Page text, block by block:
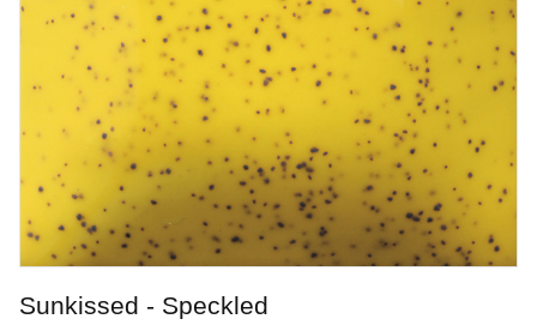
Sunkissed - Speckled